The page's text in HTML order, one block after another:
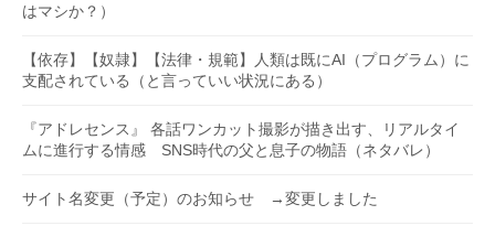
はマシか？）
【依存】【奴隷】【法律・規範】人類は既にAI（プログラム）に
支配されている（と言っていい状況にある）
『アドレセンス』 各話ワンカット撮影が描き出す、リアルタイ
ムに進行する情感 SNS時代の父と息子の物語（ネタバレ）
サイト名変更（予定）のお知らせ →変更しました